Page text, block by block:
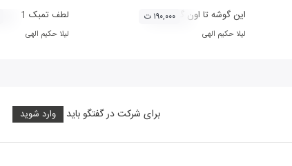
این گوشه تا اون گوشه
لیلا حکیم الهی
۱۹۰,۰۰۰ ت لطف تمبک 1
لیلا حکیم الهی
برای شرکت در گفتگو باید وارد شوید